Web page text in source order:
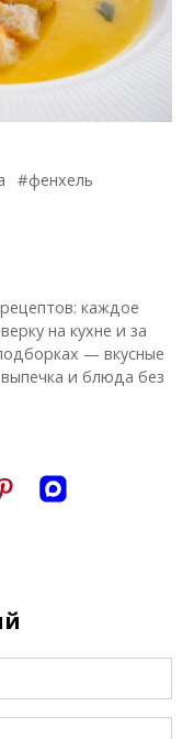
фенхель
каждое
на кухне и за
— вкусные
и блюда без